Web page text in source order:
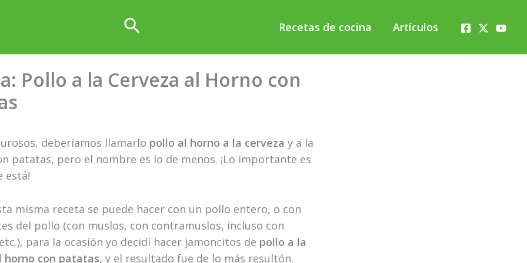
Buscar Recetas de cocina Artículos
Pollo a la Cerveza al Horno con
deberíamos llamarlo pollo al horno a la cerveza y a la
patatas, pero el nombre es lo de menos. ¡Lo importante es
está!
misma receta se puede hacer con un pollo entero, o con
del pollo (con muslos, con contramuslos, incluso con
para la ocasión yo decidí hacer jamoncitos de pollo a la
horno con patatas, y el resultado fue de lo más resultón.